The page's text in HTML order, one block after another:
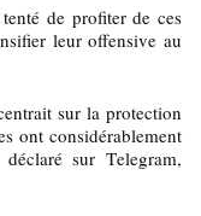
de profiter de ces
leur offensive au
sur la protection
ont considérablement
sur Telegram,